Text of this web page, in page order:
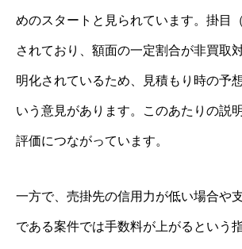
めのスタートと見られています。掛目
されており、額面の一定割合が非買取
明化されているため、見積もり時の予
いう意見があります。このあたりの説
評価につながっています。
一方で、売掛先の信用力が低い場合や
である案件では手数料が上がるという